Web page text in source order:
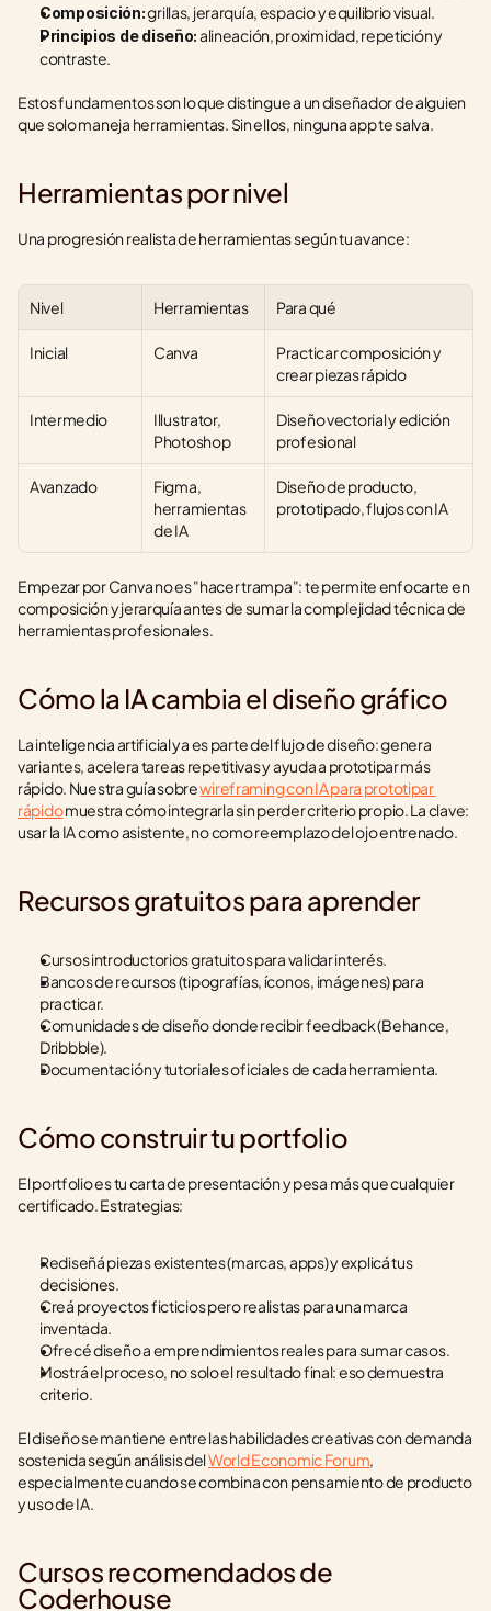
Composición: grillas, jerarquía, espacio y equilibrio visual.
Principios de diseño: alineación, proximidad, repetición y
contraste.
Estos fundamentos son lo que distingue a un diseñador de alguien
que solo maneja herramientas. Sin ellos, ninguna app te salva.
Herramientas por nivel
Una progresión realista de herramientas según tu avance:
Nivel Herramientas Para qué
Inicial Canva
Practicar composición y
crear piezas rápido
Intermedio
Illustrator,
Photoshop
Diseño vectorial y edición
profesional
Avanzado
Figma,
herramientas
de IA
Diseño de producto,
prototipado, flujos con IA
Empezar por Canva no es "hacer trampa": te permite enfocarte en
composición y jerarquía antes de sumar la complejidad técnica de
herramientas profesionales.
Cómo la IA cambia el diseño gráfico
La inteligencia artificial ya es parte del flujo de diseño: genera
variantes, acelera tareas repetitivas y ayuda a prototipar más
rápido. Nuestra guía sobre wireframing con IA para prototipar
rápido muestra cómo integrarla sin perder criterio propio. La clave:
usar la IA como asistente, no como reemplazo del ojo entrenado.
Recursos gratuitos para aprender
Cursos introductorios gratuitos para validar interés.
Bancos de recursos (tipografías, íconos, imágenes) para
practicar.
Comunidades de diseño donde recibir feedback (Behance,
Dribbble).
Documentación y tutoriales oficiales de cada herramienta.
Cómo construir tu portfolio
El portfolio es tu carta de presentación y pesa más que cualquier
certificado. Estrategias:
Rediseñá piezas existentes (marcas, apps) y explicá tus
decisiones.
Creá proyectos ficticios pero realistas para una marca
inventada.
Ofrecé diseño a emprendimientos reales para sumar casos.
Mostrá el proceso, no solo el resultado final: eso demuestra
criterio.
El diseño se mantiene entre las habilidades creativas con demanda
sostenida según análisis del World Economic Forum,
especialmente cuando se combina con pensamiento de producto
y uso de IA.
Cursos recomendados de
Coderhouse